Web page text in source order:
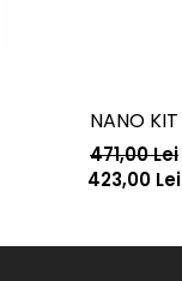
NANO KIT
471,00 Lei
423,00 Lei